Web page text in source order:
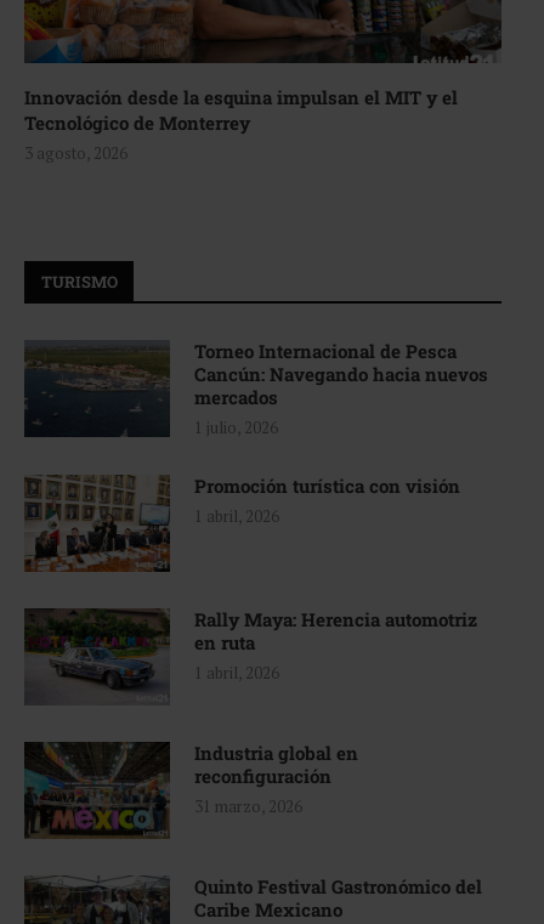
Innovación desde la esquina impulsan el MIT y el
Tecnológico de Monterrey
3 agosto, 2026
TURISMO
Torneo Internacional de Pesca
Cancún: Navegando hacia nuevos
mercados
1 julio, 2026
Promoción turística con visión
1 abril, 2026
Rally Maya: Herencia automotriz
en ruta
1 abril, 2026
Industria global en
reconfiguración
31 marzo, 2026
Quinto Festival Gastronómico del
Caribe Mexicano